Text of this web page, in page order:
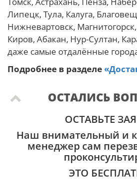
Липецк, Тула, Калуга,
Нижневартовск,
Киров, Абакан, Нур-Султан,
даже самые отдалённые
Подробнее в разделе
ОСТАЛИСЬ
ОСТАВЬТЕ
Наш внимательный и
менеджер сам
ЭТО